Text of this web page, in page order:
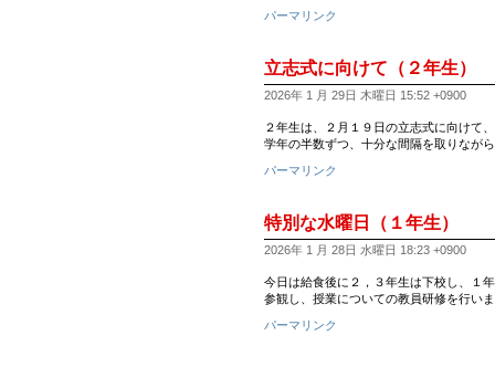
パーマリンク
立志式に向けて（２年生）
2026年 1 月 29日 木曜日 15:52 +0900
２年生は、２月１９日の立志式に向けて
学年の半数ずつ、十分な間隔を取りなが
パーマリンク
特別な水曜日（１年生）
2026年 1 月 28日 水曜日 18:23 +0900
今日は給食後に２，３年生は下校し、１
参観し、授業についての教員研修を行い
パーマリンク